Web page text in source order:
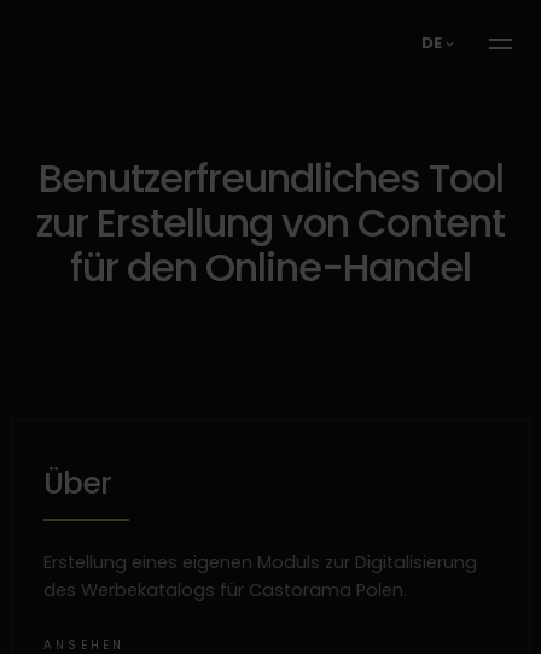
DE
Benutzerfreundliches Tool
zur Erstellung von Content
für den Online-Handel
Über
Erstellung eines eigenen Moduls zur Digitalisierung
des Werbekatalogs für Castorama Polen.
ANSEHEN